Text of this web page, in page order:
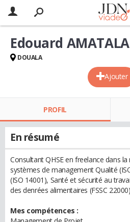
Ajouter
Edouard AMATALA
DOUALA
PROFIL
En résumé
Consultant QHSE en freelance dans
systèmes de management Qualité
(ISO 14001), Santé et sécurité au
des denrées alimentaires (FSSC 22000)
Mes compétences :